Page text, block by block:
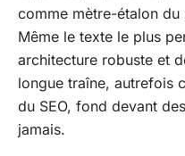
comme mètre-étalon du
Même le texte le plus
architecture robuste et
longue traîne, autrefois
du SEO, fond devant
jamais.